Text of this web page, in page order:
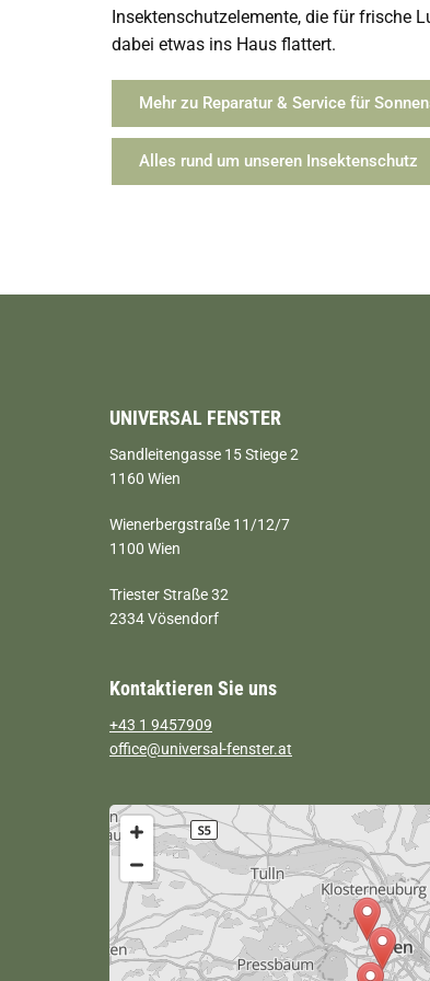
Insektenschutzelemente, die für frische
dabei etwas ins Haus flattert.
Mehr zu Reparatur & Service für
Alles rund um unseren Insektenschutz
UNIVERSAL FENSTER
Sandleitengasse 15 Stiege 2
1160 Wien
Wienerbergstraße 11/12/7
1100 Wien
Triester Straße 32
2334 Vösendorf
Kontaktieren Sie uns
+43 1 9457909
office@universal-fenster.at